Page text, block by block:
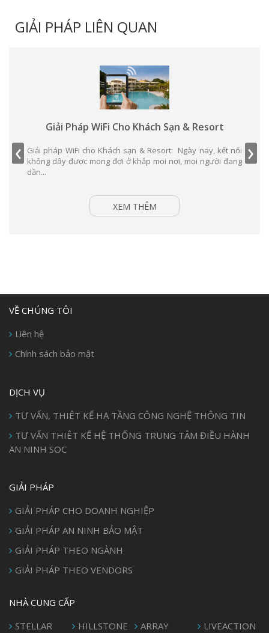
GIẢI PHÁP LIÊN QUAN
Giải Pháp WiFi Cho Khách Sạn & Resort
Giải pháp WiFi cho Khách sạn & Resort: Ngày nay, kết nối
không dây được mong đợi ở khắp mọi nơi, mọi người đang
dần...
XEM THÊM
‹ ›
VỀ CHÚNG TÔI
Liên hệ
Chính sách bảo mật
DỊCH VỤ
TƯ VẤN, THIÊT KẾ HẠ TẦNG CÔNG NGHỆ THÔNG TIN
TƯ VẤN THIÊT KẾ HỆ THỐNG TRUNG TÂM ĐIỀU HÀNH
AN NINH SOC
GIẢI PHÁP
GIẢI PHÁP CHO DOANH NGHIỆP
GIẢI PHÁP AN NINH BẢO MẬT
GIẢI PHÁP THEO NGÀNH
GIẢI PHÁP THEO VENDORS
NHÀ CUNG CẤP
STELLAR
HILLSTONE
ARRAY
LIVEACTION